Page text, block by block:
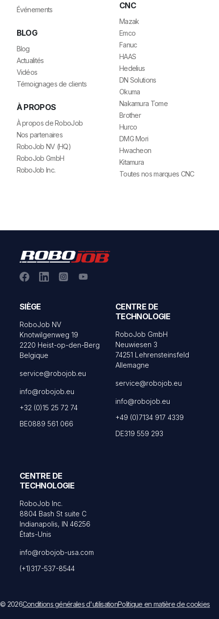
Événements
BLOG
Blog
Actualités
Vidéos
Témoignages de clients
À PROPOS
À propos de RoboJob
Nos partenaires
RoboJob NV (HQ)
RoboJob GmbH
RoboJob Inc.
CNC
Mazak
Emco
Fanuc
HAAS
Hedelius
DN Solutions
Okuma
Nakamura Tome
Brother
Hurco
DMG Mori
Hwacheon
Kitamura
Toutes nos marques CNC
SIÈGE
RoboJob NV
Knotwilgenweg 19
2220 Heist-op-den-Berg
Belgique
service@robojob.eu
info@robojob.eu
+32 (0)15 25 72 74
BE0889 561 066
CENTRE DE
TECHNOLOGIE
RoboJob GmbH
Neuwiesen 3
74251 Lehrensteinsfeld
Allemagne
service@robojob.eu
info@robojob.eu
+49 (0)7134 917 4339
DE319 559 293
CENTRE DE
TECHNOLOGIE
RoboJob Inc.
8804 Bash St suite C
Indianapolis, IN 46256
États-Unis
info@robojob-usa.com
(+1)317-537-8544
© 2026Conditions générales d'utilisationPolitique en matière de cookies